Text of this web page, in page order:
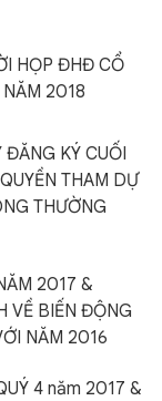
HỌP ĐHĐ CỔ
2018
ĐĂNG KÝ CUỐI
THAM DỰ
THƯỜNG
2017 &
VỀ BIẾN ĐỘNG
NĂM 2016
4 năm 2017 &